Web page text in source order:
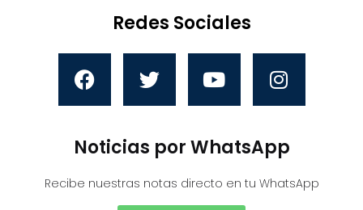
Redes Sociales
Noticias por WhatsApp
Recibe nuestras notas directo en tu WhatsApp